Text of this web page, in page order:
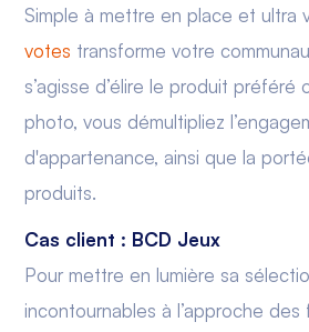
Simple à mettre en place et ultra
votes transforme votre
s’agisse d’élire le produit préféré
photo, vous démultipliez
d'appartenance, ainsi que la
produits.
Cas client : BCD Jeux
Pour mettre en lumière sa
incontournables à l’approche